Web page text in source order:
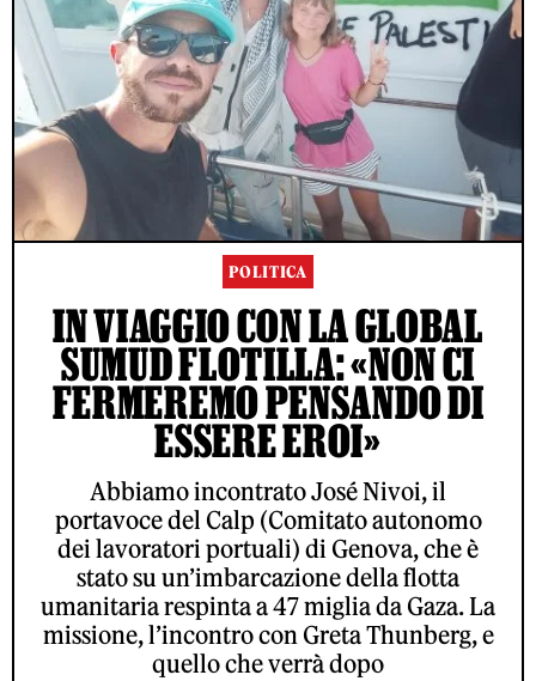
POLITICA
IN VIAGGIO CON LA GLOBAL
SUMUD FLOTILLA: «NON CI
FERMEREMO PENSANDO DI
ESSERE EROI»
Abbiamo incontrato José Nivoi, il
portavoce del Calp (Comitato autonomo
dei lavoratori portuali) di Genova, che è
stato su un’imbarcazione della flotta
umanitaria respinta a 47 miglia da Gaza. La
missione, l’incontro con Greta Thunberg, e
quello che verrà dopo